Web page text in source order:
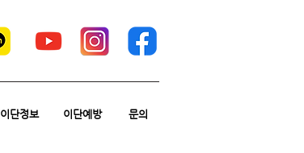
이단정보 이단예방 문의